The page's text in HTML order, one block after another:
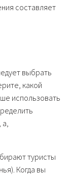
составляет
выбрать
какой
использовать
туристы
Когда вы